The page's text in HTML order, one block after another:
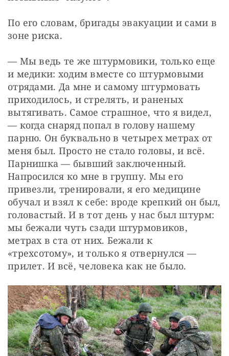
По его словам, бригады эвакуации и сами в
зоне риска.
— Мы ведь те же штурмовики, только еще
и медики: ходим вместе со штурмовыми
отрядами. Да мне и самому штурмовать
приходилось, и стрелять, и раненых
вытягивать. Самое страшное, что я видел,
— когда снаряд попал в голову нашему
парню. Он буквально в четырех метрах от
меня был. Просто не стало головы, и всё.
Парнишка — бывший заключенный.
Напросился ко мне в группу. Мы его
привезли, тренировали, я его медицине
обучал и взял к себе: вроде крепкий он был,
головастый. И в тот день у нас был штурм:
мы бежали чуть сзади штурмовиков,
метрах в ста от них. Бежали к
«трехсотому», и только я отвернулся —
прилет. И всё, человека как не было.